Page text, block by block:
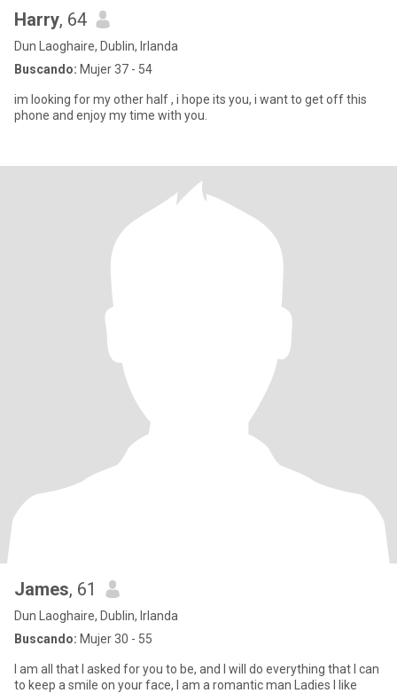
Harry, 64
Dun Laoghaire, Dublin, Irlanda
Buscando: Mujer 37 - 54
im looking for my other half , i hope its you, i want to get off this
phone and enjoy my time with you.
James, 61
Dun Laoghaire, Dublin, Irlanda
Buscando: Mujer 30 - 55
I am all that I asked for you to be, and I will do everything that I can
to keep a smile on your face, I am a romantic man Ladies I like